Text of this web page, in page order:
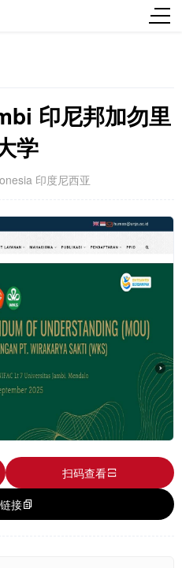
印尼邦加勿里
学
印度尼西亚
扫码查看
接